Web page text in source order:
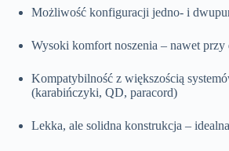
Możliwość konfiguracji jedno- i
Wysoki komfort noszenia – nawet przy
Kompatybilność z większością
(karabińczyki, QD, paracord)
Lekka, ale solidna konstrukcja –